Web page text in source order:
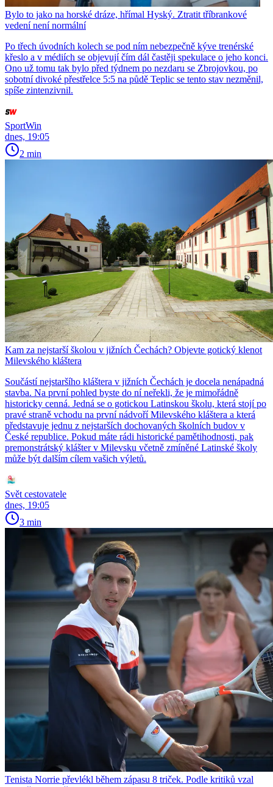
Bylo to jako na horské dráze, hřímal Hyský. Ztratit tříbrankové
vedení není normální
Po třech úvodních kolech se pod ním nebezpečně kýve trenérské
křeslo a v médiích se objevují čím dál častěji spekulace o jeho konci.
Ono už tomu tak bylo před týdnem po nezdaru se Zbrojovkou, po
sobotní divoké přestřelce 5:5 na půdě Teplic se tento stav nezměnil,
spíše zintenzivnil.
SportWin
dnes, 19:05
2 min
Kam za nejstarší školou v jižních Čechách? Objevte gotický klenot
Milevského kláštera
Součástí nejstaršího kláštera v jižních Čechách je docela nenápadná
stavba. Na první pohled byste do ní neřekli, že je mimořádně
historicky cenná. Jedná se o gotickou Latinskou školu, která stojí po
pravé straně vchodu na první nádvoří Milevského kláštera a která
představuje jednu z nejstarších dochovaných školních budov v
České republice. Pokud máte rádi historické pamětihodnosti, pak
premonstrátský klášter v Milevsku včetně zmíněné Latinské školy
může být dalším cílem vašich výletů.
Svět cestovatele
dnes, 19:05
3 min
Tenista Norrie převlékl během zápasu 8 triček. Podle kritiků vzal